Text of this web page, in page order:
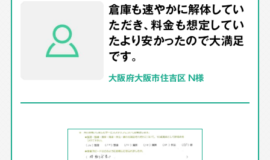
倉庫も速やかに解体してい
ただき、料金も想定してい
たより安かったので大満足
です。
大阪府大阪市住吉区 N様